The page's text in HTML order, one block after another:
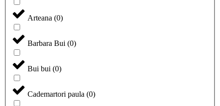
Arteana (0)
Barbara Bui (0)
Bui bui (0)
Cademartori paula (0)